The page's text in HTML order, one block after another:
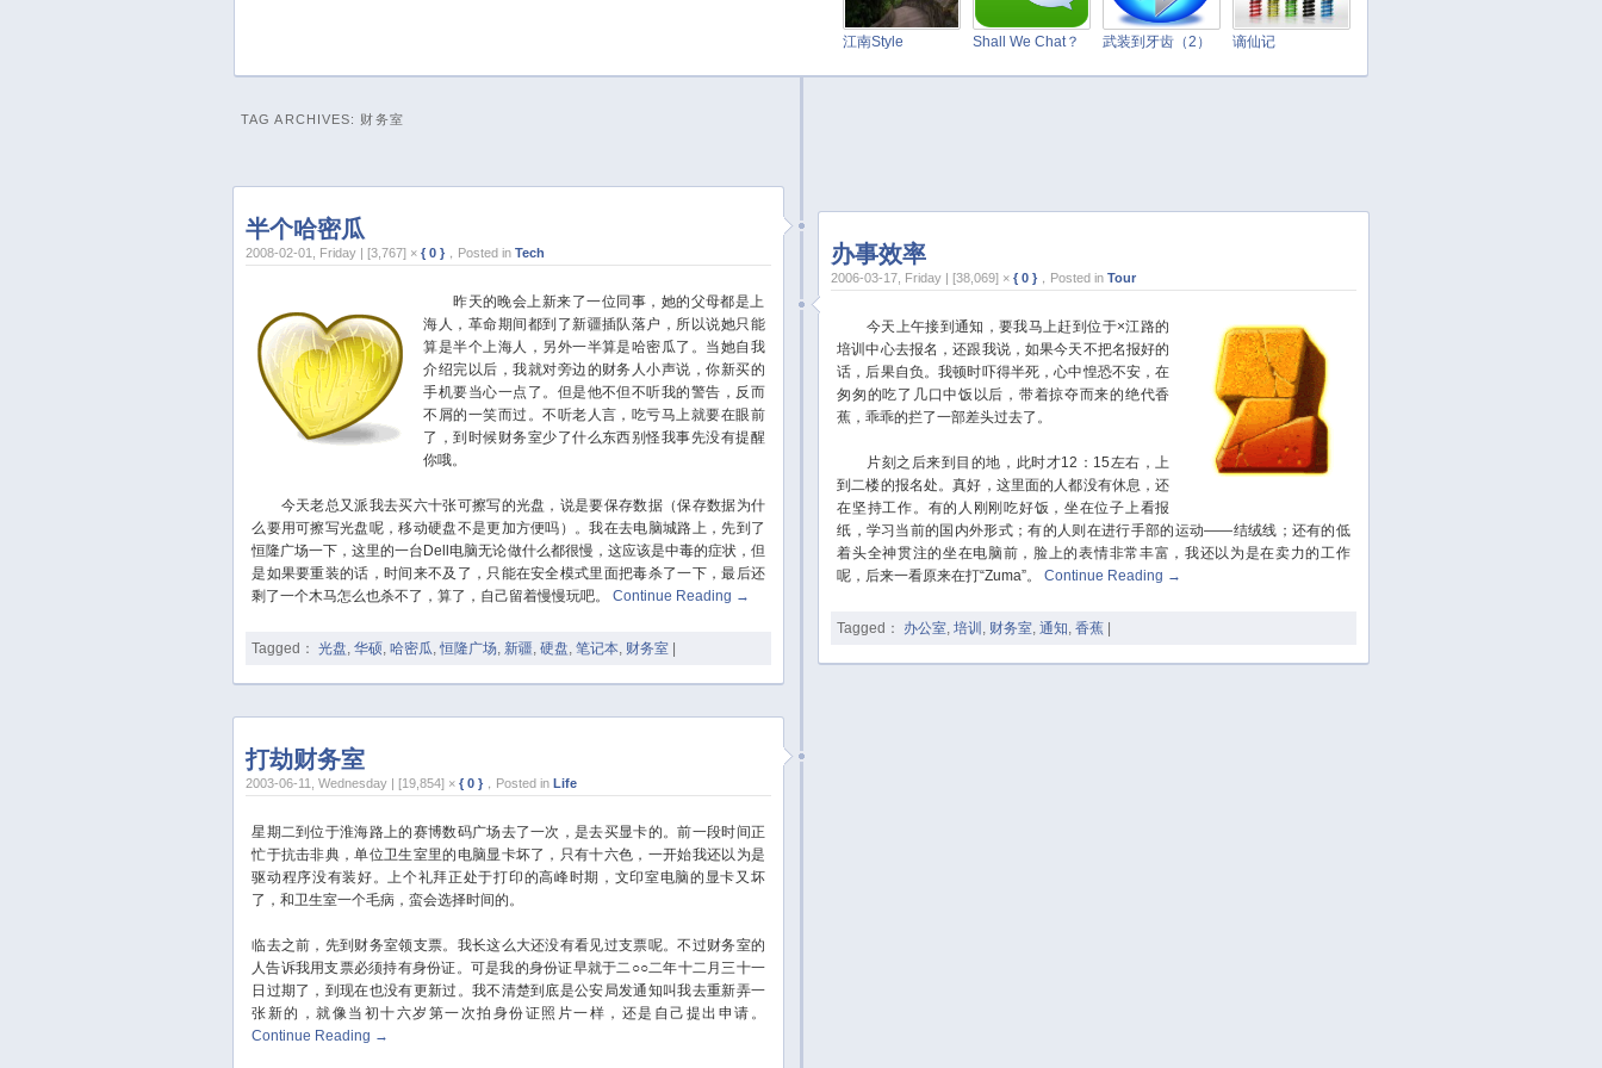
江南Style Shall We Chat？ 武装到牙齿（2） 谪仙记
TAG ARCHIVES: 财务室
半个哈密瓜
2008-02-01, Friday | [3,767] × { 0 } ，Posted in Tech
昨天的晚会上新来了一位同事，她的父母都是上
海人，革命期间都到了新疆插队落户，所以说她只能
算是半个上海人，另外一半算是哈密瓜了。当她自我
介绍完以后，我就对旁边的财务人小声说，你新买的
手机要当心一点了。但是他不但不听我的警告，反而
不屑的一笑而过。不听老人言，吃亏马上就要在眼前
了，到时候财务室少了什么东西别怪我事先没有提醒
你哦。
今天老总又派我去买六十张可擦写的光盘，说是要保存数据（保存数据为什
么要用可擦写光盘呢，移动硬盘不是更加方便吗）。我在去电脑城路上，先到了
恒隆广场一下，这里的一台Dell电脑无论做什么都很慢，这应该是中毒的症状，但
是如果要重装的话，时间来不及了，只能在安全模式里面把毒杀了一下，最后还
剩了一个木马怎么也杀不了，算了，自己留着慢慢玩吧。
Continue Reading →
Tagged： 光盘, 华硕, 哈密瓜,恒隆广场, 新疆, 硬盘, 笔记本, 财务室 |
办事效率
2006-03-17, Friday | [38,069] × { 0 } ，Posted in Tour
今天上午接到通知，要我马上赶到位于×江路的
培训中心去报名，还跟我说，如果今天不把名报好的
话，后果自负。我顿时吓得半死，心中惶恐不安，在
匆匆的吃了几口中饭以后，带着掠夺而来的绝代香
蕉，乖乖的拦了一部差头过去了。
片刻之后来到目的地，此时才12：15左右，上
到二楼的报名处。真好，这里面的人都没有休息，还
在坚持工作。有的人刚刚吃好饭，坐在位子上看报
纸，学习当前的国内外形式；有的人则在进行手部的运动——结绒线；还有的低
着头全神贯注的坐在电脑前，脸上的表情非常丰富，我还以为是在卖力的工作
呢，后来一看原来在打“Zuma”。
Continue Reading →
Tagged： 办公室, 培训 , 财务室, 通知, 香蕉 |
打劫财务室
2003-06-11, Wednesday | [19,854] × { 0 } ，Posted in Life
星期二到位于淮海路上的赛博数码广场去了一次，是去买显卡的。前一段时间正
忙于抗击非典，单位卫生室里的电脑显卡坏了，只有十六色，一开始我还以为是
驱动程序没有装好。上个礼拜正处于打印的高峰时期，文印室电脑的显卡又坏
了，和卫生室一个毛病，蛮会选择时间的。
临去之前，先到财务室领支票。我长这么大还没有看见过支票呢。不过财务室的
人告诉我用支票必须持有身份证。可是我的身份证早就于二○○二年十二月三十一
日过期了，到现在也没有更新过。我不清楚到底是公安局发通知叫我去重新弄一
张新的，就像当初十六岁第一次拍身份证照片一样，还是自己提出申请。
Continue Reading →